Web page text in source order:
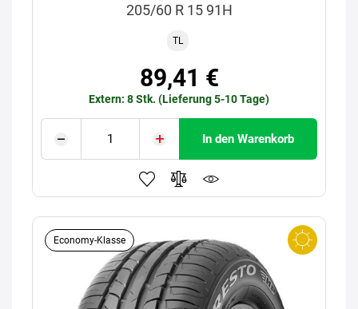
205/60 R 15 91H
TL
89,41 €
Extern: 8 Stk. (Lieferung 5-10 Tage)
In den Warenkorb
Economy-Klasse